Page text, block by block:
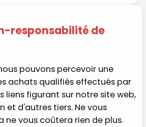
responsabilité de
pouvons percevoir une
achats qualifiés effectués par
liens figurant sur notre site web,
et d'autres tiers. Ne vous
ne vous coûtera rien de plus.